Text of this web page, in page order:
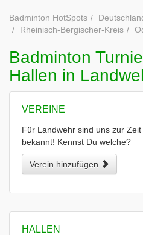
Badminton HotSpots
Rheinisch-Bergischer-Kreis
Badminton
Hallen in
VEREINE
Für Landwehr sind uns zur
bekannt! Kennst Du welche?
Verein hinzufügen
HALLEN